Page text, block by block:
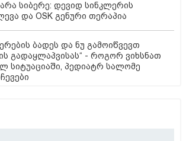
სიბერე: დევიდ სინკლერის
და OSK გენური თერაპია
ბადეს და ნუ გამოიწვევთ
გადაყლაპვისას“ - როგორ ვიხსნათ
სიტუაციაში, პედიატრ სალომე